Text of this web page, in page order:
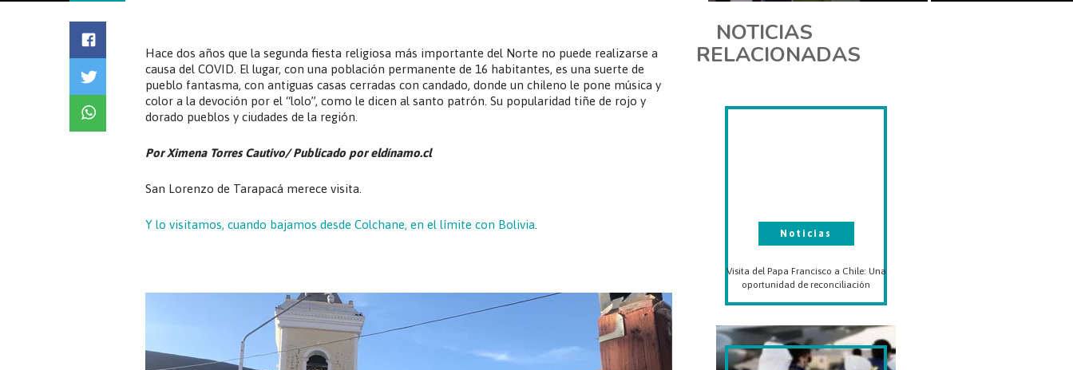
Hace dos años que la segunda fiesta religiosa más importante del Norte no puede realizarse a
causa del COVID. El lugar, con una población permanente de 16 habitantes, es una suerte de
pueblo fantasma, con antiguas casas cerradas con candado, donde un chileno le pone música y
color a la devoción por el “lolo”, como le dicen al santo patrón. Su popularidad tiñe de rojo y
dorado pueblos y ciudades de la región.
Por Ximena Torres Cautivo/ Publicado por eldínamo.cl
San Lorenzo de Tarapacá merece visita.
Y lo visitamos, cuando bajamos desde Colchane, en el límite con Bolivia
NOTICIAS
RELACIONADAS
Visita del Papa Francisco a Chile: Una
oportunidad de reconciliación
Noticias